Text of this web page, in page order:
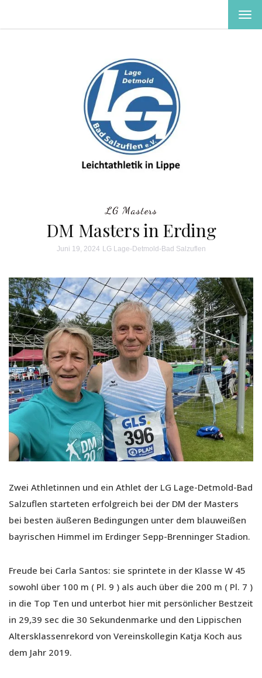
LG Masters
DM Masters in Erding
Juni 19, 2024 LG Lage-Detmold-Bad Salzuflen
Zwei Athletinnen und ein Athlet der LG Lage-Detmold-Bad
Salzuflen starteten erfolgreich bei der DM der Masters
bei besten äußeren Bedingungen unter dem blauweißen
bayrischen Himmel im Erdinger Sepp-Brenninger Stadion.
Freude bei Carla Santos: sie sprintete in der Klasse W 45
sowohl über 100 m ( Pl. 9 ) als auch über die 200 m ( Pl. 7 )
in die Top Ten und unterbot hier mit persönlicher Bestzeit
in 29,39 sec die 30 Sekundenmarke und den Lippischen
Altersklassenrekord von Vereinskollegin Katja Koch aus
dem Jahr 2019.